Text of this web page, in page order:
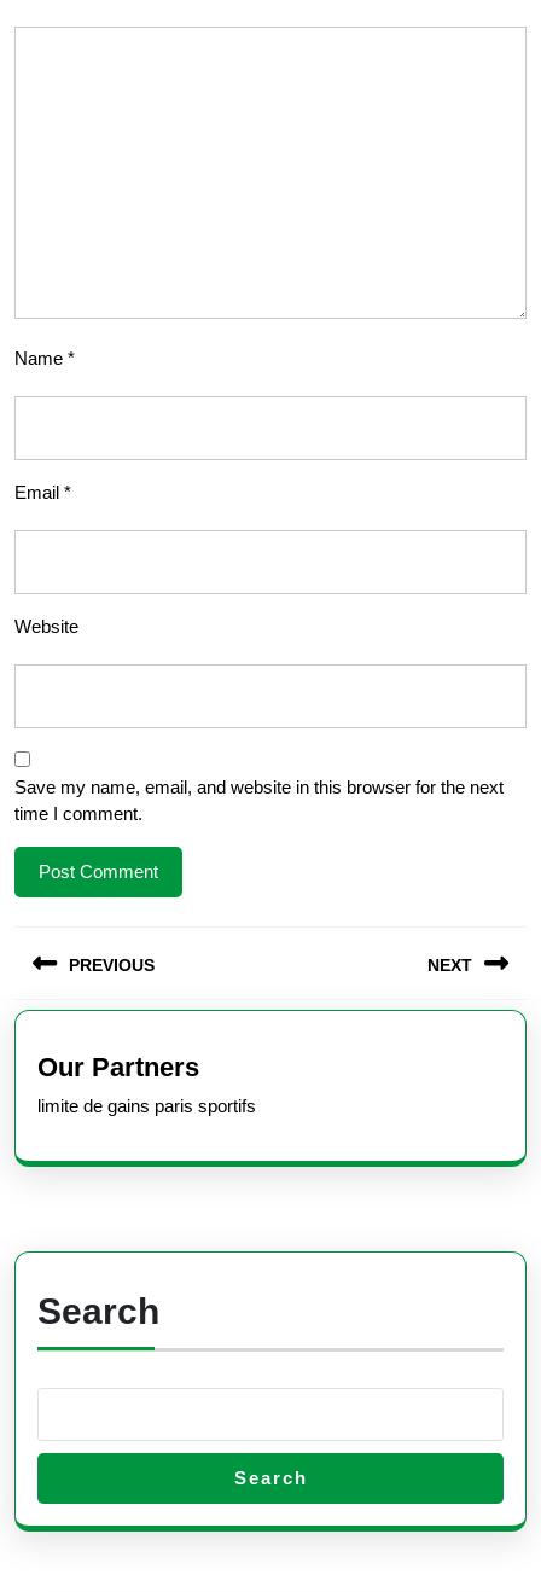
Name *
Email *
Website
Save my name, email, and website in this browser for the next
time I comment.
navigation
PREVIOUS
Previous
post:
NEXT
Our Partners
limite de gains paris sportifs
Search
Search